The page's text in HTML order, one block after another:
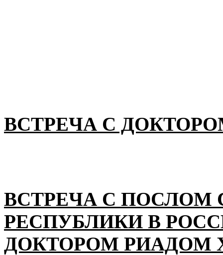
ВСТРЕЧА С
ВСТРЕЧА С ПОСЛОМ
РЕСПУБЛИКИ В
ДОКТОРОМ РИАДОМ